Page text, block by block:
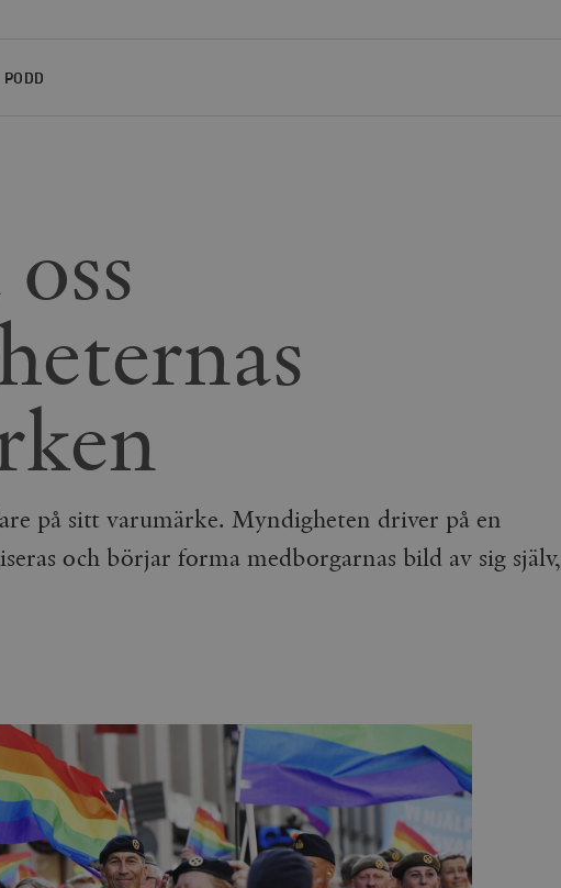
PODD
på sitt varumärke. Myndigheten driver på en
och börjar forma medborgarnas bild av sig själv,